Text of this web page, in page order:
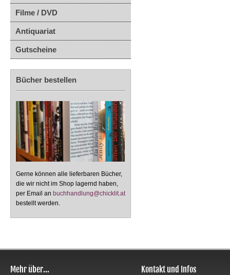
Filme / DVD
Antiquariat
Gutscheine
Bücher bestellen
Gerne können alle lieferbaren Bücher,
die wir nicht im Shop lagernd haben,
per Email an buchhandlung@chicklit.at
bestellt werden.
Mehr über... Kontakt und Infos